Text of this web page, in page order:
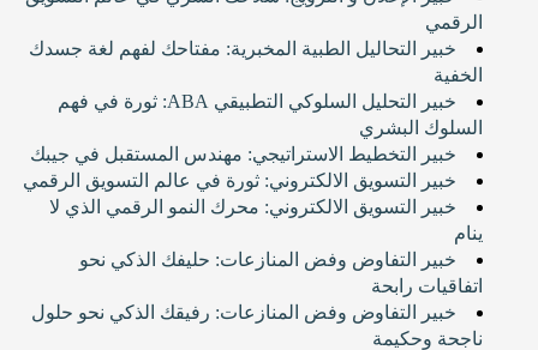
الرقمي
خبير التحاليل الطبية المخبرية: مفتاحك لفهم لغة جسدك
الخفية
خبير التحليل السلوكي التطبيقي ABA: ثورة في فهم
السلوك البشري
خبير التخطيط الاستراتيجي: مهندس المستقبل في جيبك
خبير التسويق الالكتروني: ثورة في عالم التسويق الرقمي
خبير التسويق الالكتروني: محرك النمو الرقمي الذي لا
ينام
خبير التفاوض وفض المنازعات: حليفك الذكي نحو
اتفاقيات رابحة
خبير التفاوض وفض المنازعات: رفيقك الذكي نحو حلول
ناجحة وحكيمة